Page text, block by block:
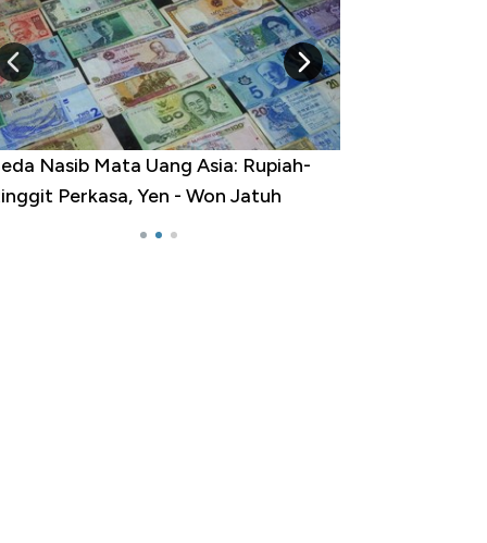
Nasib Mata Uang Asia: Rupiah-
Perkasa, Yen - Won Jatuh